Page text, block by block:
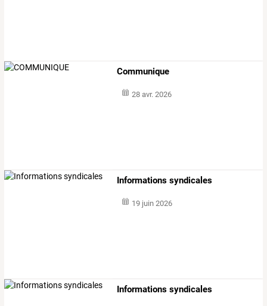
Communique
28 avr. 2026
Informations syndicales
19 juin 2026
Informations syndicales